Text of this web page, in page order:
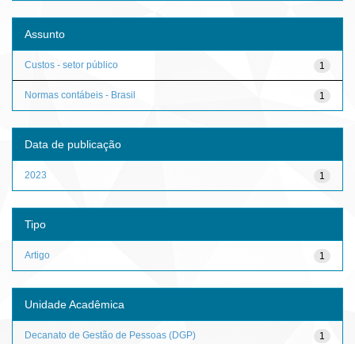
Assunto
1
Custos - setor público
1
Normas contábeis - Brasil
Data de publicação
1
2023
Tipo
1
Artigo
Unidade Acadêmica
1
Decanato de Gestão de Pessoas (DGP)